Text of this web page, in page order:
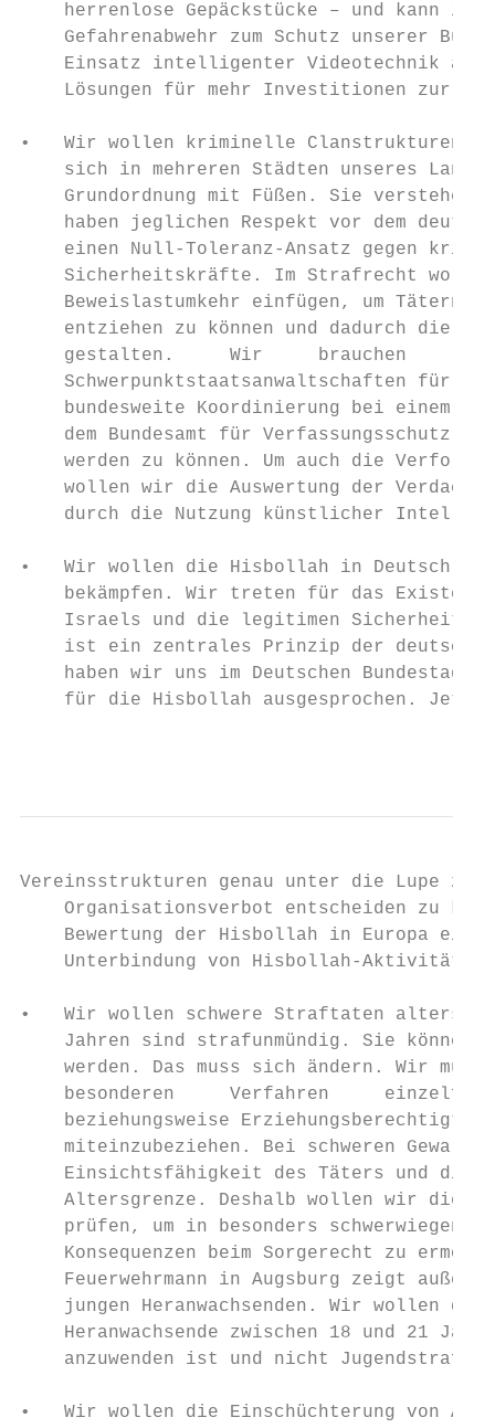
herrenlose Gepäckstücke – und kann im
Gefahrenabwehr zum Schutz unserer
Einsatz intelligenter Videotechnik
Lösungen für mehr Investitionen zur
•   Wir wollen kriminelle Clanstrukturen
sich in mehreren Städten unseres
Grundordnung mit Füßen. Sie verstehen
haben jeglichen Respekt vor dem
einen Null-Toleranz-Ansatz gegen
Sicherheitskräfte. Im Strafrecht
Beweislastumkehr einfügen, um Tätern
entziehen zu können und dadurch die
gestalten.     Wir     brauchen
Schwerpunktstaatsanwaltschaften für
bundesweite Koordinierung bei einem
dem Bundesamt für Verfassungsschutz
werden zu können. Um auch die
wollen wir die Auswertung der
durch die Nutzung künstlicher
•   Wir wollen die Hisbollah in
bekämpfen. Wir treten für das
Israels und die legitimen
ist ein zentrales Prinzip der
haben wir uns im Deutschen Bundestag
für die Hisbollah ausgesprochen.
Vereinsstrukturen genau unter die Lupe zu
Organisationsverbot entscheiden zu
Bewertung der Hisbollah in Europa
Unterbindung von Hisbollah-Aktivitäten
•   Wir wollen schwere Straftaten
Jahren sind strafunmündig. Sie können
werden. Das muss sich ändern. Wir
besonderen     Verfahren
beziehungsweise
miteinzubeziehen. Bei schweren
Einsichtsfähigkeit des Täters und die
Altersgrenze. Deshalb wollen wir die
prüfen, um in besonders
Konsequenzen beim Sorgerecht zu
Feuerwehrmann in Augsburg zeigt
jungen Heranwachsenden. Wir wollen
Heranwachsende zwischen 18 und 21
anzuwenden ist und nicht
•   Wir wollen die Einschüchterung von